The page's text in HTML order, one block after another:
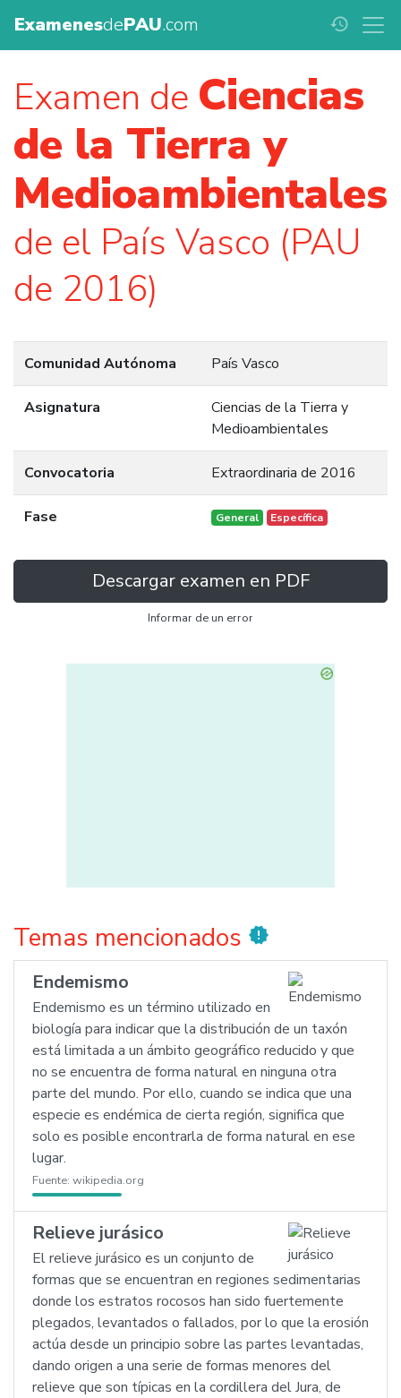
ExamenesdePAU.com history
Examen de Ciencias
de la Tierra y
Medioambientales
de el País Vasco (PAU
de 2016)
Comunidad Autónoma País Vasco
Asignatura
Ciencias de la Tierra y
Medioambientales
Convocatoria Extraordinaria de 2016
Fase General Específica
Descargar examen en PDF
Informar de un error
Temas mencionados new_releases
Endemismo
Endemismo es un término utilizado en
biología para indicar que la distribución de un taxón
está limitada a un ámbito geográfico reducido y que
no se encuentra de forma natural en ninguna otra
parte del mundo. Por ello, cuando se indica que una
especie es endémica de cierta región, significa que
solo es posible encontrarla de forma natural en ese
lugar.
Fuente: wikipedia.org
Relieve jurásico
El relieve jurásico es un conjunto de
formas que se encuentran en regiones sedimentarias
donde los estratos rocosos han sido fuertemente
plegados, levantados o fallados, por lo que la erosión
actúa desde un principio sobre las partes levantadas,
dando origen a una serie de formas menores del
relieve que son típicas en la cordillera del Jura, de